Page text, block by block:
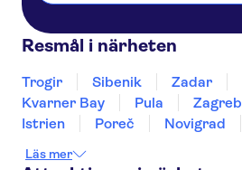
Resmål i närheten
Trogir Sibenik Zadar
Kvarner Bay
Pula Zagreb
Istrien
Poreč Novigrad
Läs mer